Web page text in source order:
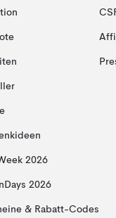
2026
2026
& Rabatt-Codes